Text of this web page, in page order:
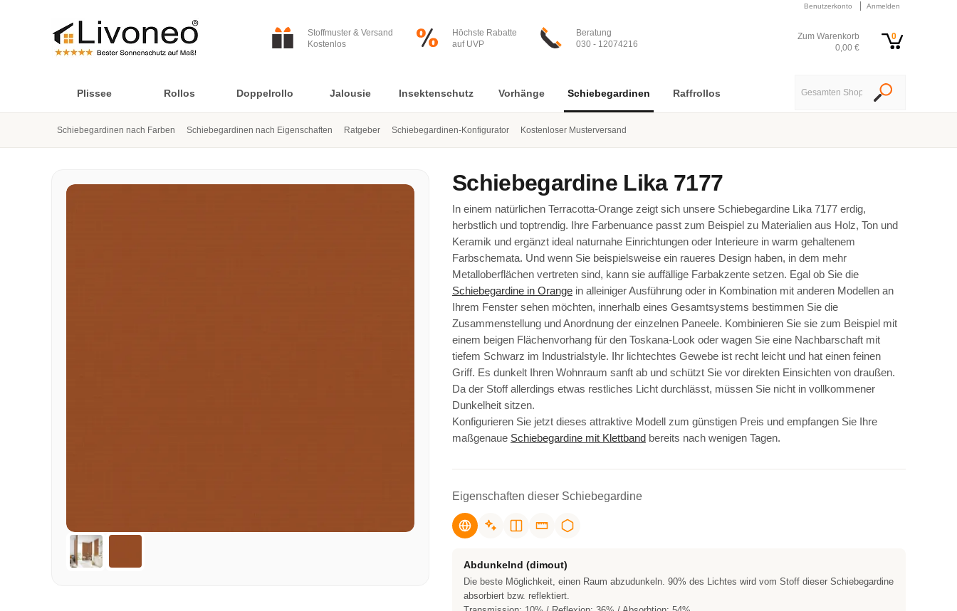
Benutzerkonto Anmelden
Stoffmuster & Versand
Kostenlos
Höchste Rabatte
auf UVP
Beratung
030 - 12074216
Zum Warenkorb
0,00 €
0
Plissee Rollos Doppelrollo Jalousie Insektenschutz Vorhänge Schiebegardinen
Schiebegardinen nach Farben Schiebegardinen nach Eigenschaften Ratgeber Schiebegardinen-Konfigurator Kostenloser Musterversand
Raffrollos
Schiebegardine Lika 7177
In einem natürlichen Terracotta-Orange zeigt sich unsere Schiebegardine Lika 7177 erdig,
herbstlich und toptrendig. Ihre Farbenuance passt zum Beispiel zu Materialien aus Holz, Ton und
Keramik und ergänzt ideal naturnahe Einrichtungen oder Interieure in warm gehaltenem
Farbschemata. Und wenn Sie beispielsweise ein raueres Design haben, in dem mehr
Metalloberflächen vertreten sind, kann sie auffällige Farbakzente setzen. Egal ob Sie die
Schiebegardine in Orangein alleiniger Ausführung oder in Kombination mit anderen Modellen an
Ihrem Fenster sehen möchten, innerhalb eines Gesamtsystems bestimmen Sie die
Zusammenstellung und Anordnung der einzelnen Paneele. Kombinieren Sie sie zum Beispiel mit
einem beigen Flächenvorhang für den Toskana-Look oder wagen Sie eine Nachbarschaft mit
tiefem Schwarz im Industrialstyle. Ihr lichtechtes Gewebe ist recht leicht und hat einen feinen
Griff. Es dunkelt Ihren Wohnraum sanft ab und schützt Sie vor direkten Einsichten von draußen.
Da der Stoff allerdings etwas restliches Licht durchlässt, müssen Sie nicht in vollkommener
Dunkelheit sitzen.
Konfigurieren Sie jetzt dieses attraktive Modell zum günstigen Preis und empfangen Sie Ihre
maßgenaue Schiebegardine mit Klettbandbereits nach wenigen Tagen.
Eigenschaften dieser Schiebegardine
Abdunkelnd (dimout)
Die beste Möglichkeit, einen Raum abzudunkeln. 90% des Lichtes wird vom Stoff dieser Schiebegardine
absorbiert bzw. reflektiert.